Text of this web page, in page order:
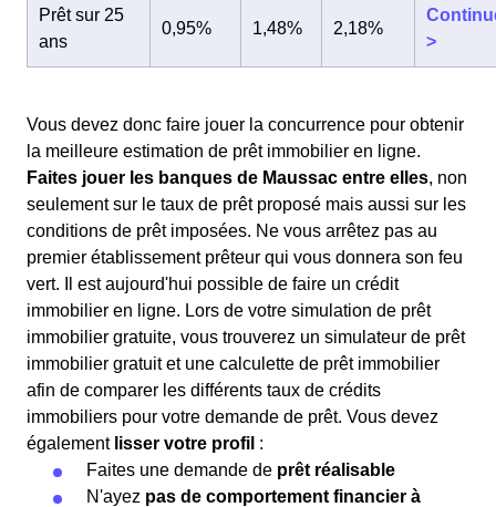
Prêt sur 25
ans
0,95% 1,48% 2,18%
>
Vous devez donc faire jouer la concurrence pour obtenir
la meilleure estimation de prêt immobilier en ligne.
Faites jouer les banques de Maussac entre elles, non
seulement sur le taux de prêt proposé mais aussi sur les
conditions de prêt imposées. Ne vous arrêtez pas au
premier établissement prêteur qui vous donnera son feu
vert. Il est aujourd'hui possible de faire un crédit
immobilier en ligne. Lors de votre simulation de prêt
immobilier gratuite, vous trouverez un simulateur de prêt
immobilier gratuit et une calculette de prêt immobilier
afin de comparer les différents taux de crédits
immobiliers pour votre demande de prêt. Vous devez
également lisser votre profil :
Faites une demande de prêt réalisable
N'ayez pas de comportement financier à